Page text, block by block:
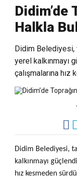
Didim’de
Halkla
Didim Belediyesi,
yerel kalkınmayı
çalışmalarına
Didim Belediyesi,
kalkınmayı
hız kesmeden